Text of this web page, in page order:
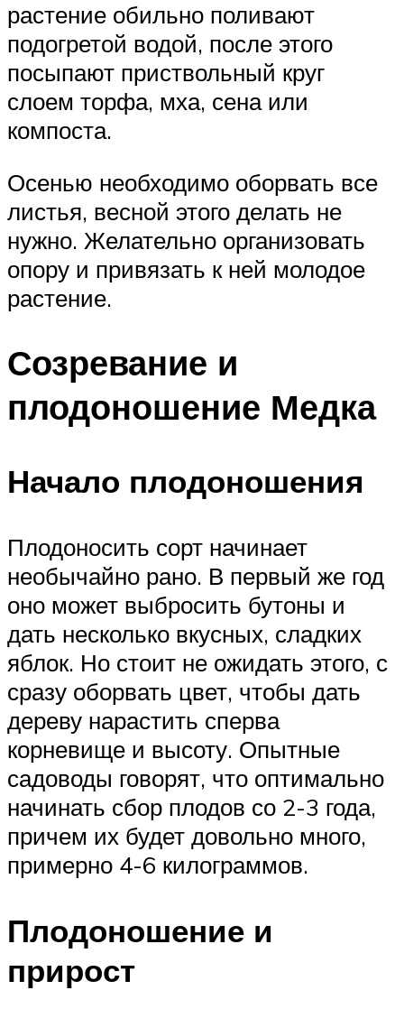
растение обильно поливают
подогретой водой, после этого
посыпают приствольный круг
слоем торфа, мха, сена или
компоста.
Осенью необходимо оборвать все
листья, весной этого делать не
нужно. Желательно организовать
опору и привязать к ней молодое
растение.
Созревание и
плодоношение Медка
Начало плодоношения
Плодоносить сорт начинает
необычайно рано. В первый же год
оно может выбросить бутоны и
дать несколько вкусных, сладких
яблок. Но стоит не ожидать этого, с
сразу оборвать цвет, чтобы дать
дереву нарастить сперва
корневище и высоту. Опытные
садоводы говорят, что оптимально
начинать сбор плодов со 2-3 года,
причем их будет довольно много,
примерно 4-6 килограммов.
Плодоношение и
прирост